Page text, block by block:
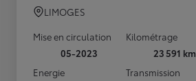
LIMOGES
Mise en circulation
05-2023
Kilométrage
23 591 km
Energie
Transmission